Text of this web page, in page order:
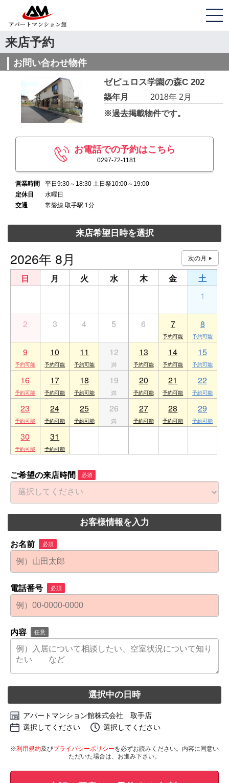
来店予約
お問い合わせ物件
ゼピュロス学園の森C 202
築年月
2018年 2月
※過去掲載物件です。
お電話での予約はこちら
0297-72-1181
営業時間
平日9:30～18:30 土日祭10:00～19:00
定休日
水曜日
交通
常磐線 取手駅 1分
来店希望日時を選択
2026年 8月
日 月 火 水 木 金
土
1
2 3 4 5 6 7 8
9 10 11 12 13 14 15
16 17 18 19 20 21 22
23 24 25 26 27 28 29
30 31
ご希望の来店時間 必須
お客様情報を入力
お名前 必須
電話番号 必須
内容 任意
選択中の日時
アパートマンション館株式会社 取手店
選択してください
選択してください
※利用規約及びプライバシーポリシーを必ずお読みください。内容に同意い
ただいた場合は、お進み下さい。